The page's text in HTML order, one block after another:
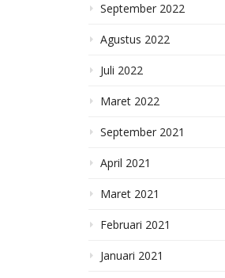
September 2022
Agustus 2022
Juli 2022
Maret 2022
September 2021
April 2021
Maret 2021
Februari 2021
Januari 2021